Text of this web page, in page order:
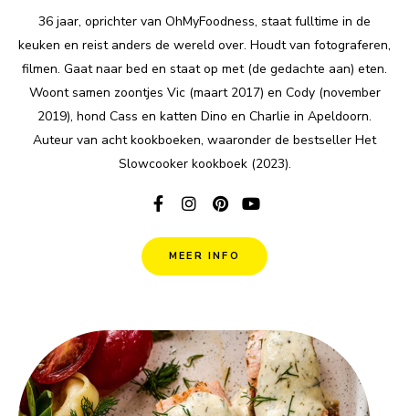
36 jaar, oprichter van OhMyFoodness, staat fulltime in de
keuken en reist anders de wereld over. Houdt van fotograferen,
filmen. Gaat naar bed en staat op met (de gedachte aan) eten.
Woont samen zoontjes Vic (maart 2017) en Cody (november
2019), hond Cass en katten Dino en Charlie in Apeldoorn.
Auteur van acht kookboeken, waaronder de bestseller Het
Slowcooker kookboek (2023).
MEER INFO